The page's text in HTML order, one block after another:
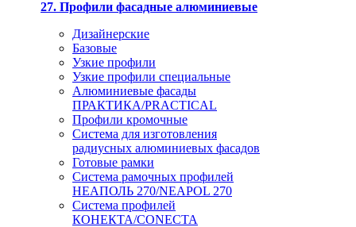
27. Профили фасадные алюминиевые
Дизайнерские
Базовые
Узкие профили
Узкие профили специальные
Алюминиевые фасады
ПРАКТИКА/PRACTICAL
Профили кромочные
Система для изготовления
радиусных алюминиевых фасадов
Готовые рамки
Система рамочных профилей
НЕАПОЛЬ 270/NEAPOL 270
Система профилей
КОНЕКТА/CONECTA